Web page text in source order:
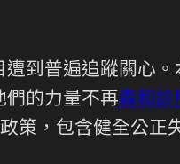
到普遍追蹤關心
們的力量不再森和診
策，包含健全公正